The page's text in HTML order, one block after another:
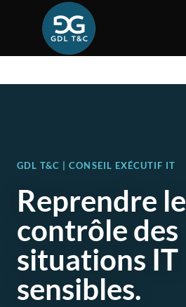
GDL T&C | CONSEIL EXÉCUTIF IT
Reprendre le
contrôle des
situations IT
sensibles.